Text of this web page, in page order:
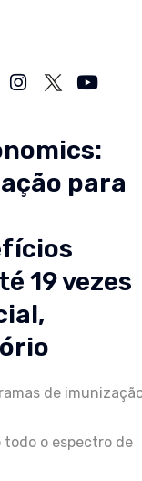
para
19 vezes
de
o espectro de